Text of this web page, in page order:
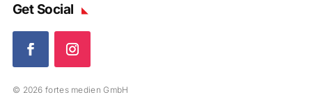
Get Social
© 2026 fortes medien GmbH